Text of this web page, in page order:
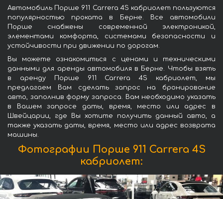
Автомобиль Порше 911 Carrera 4S кабриолет пользуются
популярностью проката в Берне. Все автомобили
Порше снабжены современной электроникой,
элементами комфорта, системами безопасности и
устойчивости при движении по дорогам.
Вы можете ознакомиться с ценами и техническими
данными для аренды автомобиля в Берне. Чтобы взять
в аренду Порше 911 Carrera 4S кабриолет, мы
предлагаем Вам сделать запрос на бронирование
авто, заполнив форму запроса. Вам необходимо указать
в Вашем запросе даты, время, место или адрес в
Швейцарии, где Вы хотите получить данный авто, а
также указать даты, время, место или адрес возврата
машины.
Фотографии Порше 911 Carrera 4S
кабриолет: